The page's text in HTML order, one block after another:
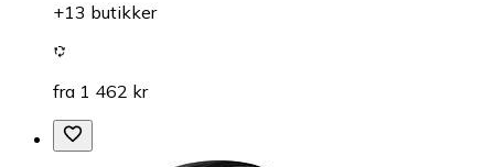
+13 butikker
fra 1 462 kr